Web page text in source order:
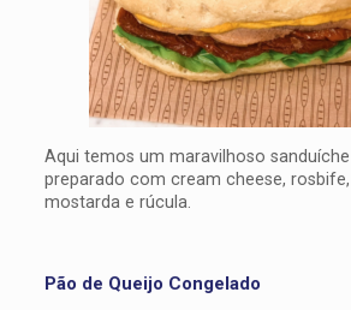
Aqui temos um maravilhoso
preparado com cream cheese,
mostarda e rúcula.
Pão de Queijo Congelado